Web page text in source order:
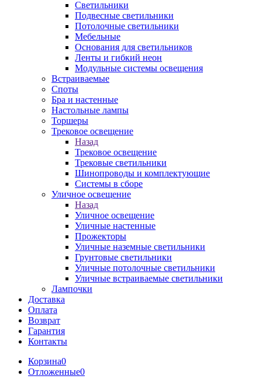
Светильники
Подвесные светильники
Потолочные светильники
Мебельные
Основания для светильников
Ленты и гибкий неон
Модульные системы освещения
Встраиваемые
Споты
Бра и настенные
Настольные лампы
Торшеры
Трековое освещение
Назад
Трековое освещение
Трековые светильники
Шинопроводы и комплектующие
Системы в сборе
Уличное освещение
Назад
Уличное освещение
Уличные настенные
Прожекторы
Уличные наземные светильники
Грунтовые светильники
Уличные потолочные светильники
Уличные встраиваемые светильники
Лампочки
Доставка
Оплата
Возврат
Гарантия
Контакты
Корзина0
Отложенные0